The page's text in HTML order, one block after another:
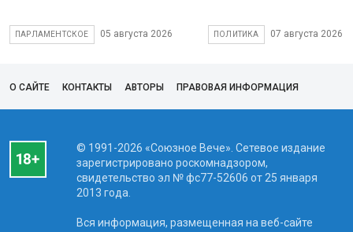
ПАРЛАМЕНТСКОЕ 05 августа 2026 ПОЛИТИКА 07 августа 2026
О САЙТЕ КОНТАКТЫ АВТОРЫ ПРАВОВАЯ ИНФОРМАЦИЯ
© 1991-2026 «Союзное Вече». Сетевое издание
зарегистрировано роскомнадзором,
свидетельство эл № фc77-52606 от 25 января
2013 года.
Вся информация, размещенная на веб-сайте